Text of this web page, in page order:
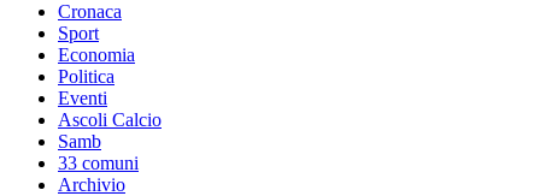
Cronaca
Sport
Economia
Politica
Eventi
Ascoli Calcio
Samb
33 comuni
Archivio